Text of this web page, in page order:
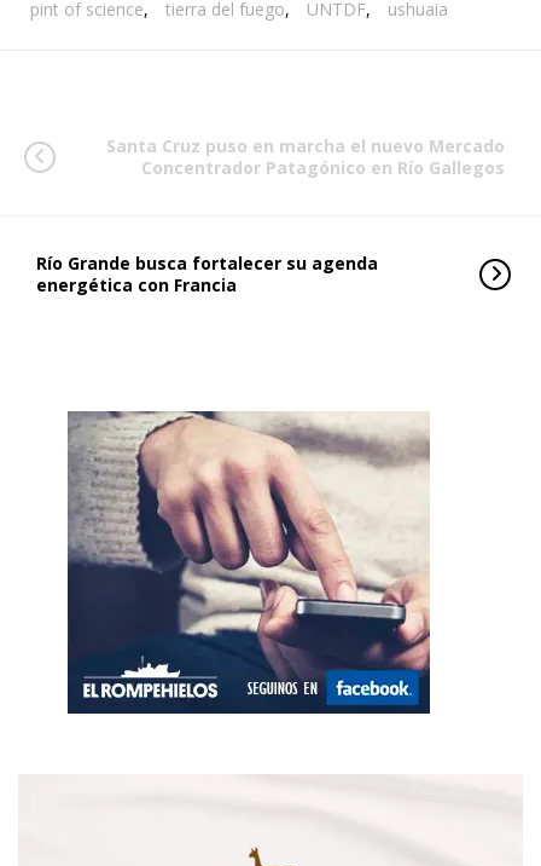
pint of science, tierra del fuego, UNTDF, ushuaia
Santa Cruz puso en marcha el nuevo Mercado
Concentrador Patagónico en Río Gallegos
Río Grande busca fortalecer su agenda
energética con Francia